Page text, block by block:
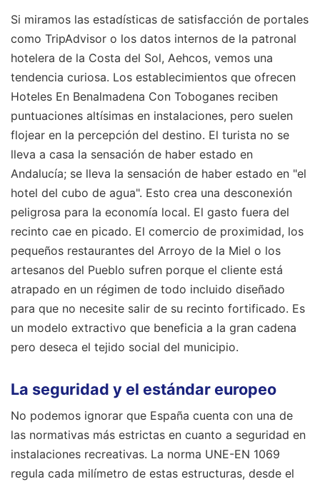
Si miramos las estadísticas de satisfacción de portales
como TripAdvisor o los datos internos de la patronal
hotelera de la Costa del Sol, Aehcos, vemos una
tendencia curiosa. Los establecimientos que ofrecen
Hoteles En Benalmadena Con Toboganes reciben
puntuaciones altísimas en instalaciones, pero suelen
flojear en la percepción del destino. El turista no se
lleva a casa la sensación de haber estado en
Andalucía; se lleva la sensación de haber estado en "el
hotel del cubo de agua". Esto crea una desconexión
peligrosa para la economía local. El gasto fuera del
recinto cae en picado. El comercio de proximidad, los
pequeños restaurantes del Arroyo de la Miel o los
artesanos del Pueblo sufren porque el cliente está
atrapado en un régimen de todo incluido diseñado
para que no necesite salir de su recinto fortificado. Es
un modelo extractivo que beneficia a la gran cadena
pero deseca el tejido social del municipio.
La seguridad y el estándar europeo
No podemos ignorar que España cuenta con una de
las normativas más estrictas en cuanto a seguridad en
instalaciones recreativas. La norma UNE-EN 1069
regula cada milímetro de estas estructuras, desde el